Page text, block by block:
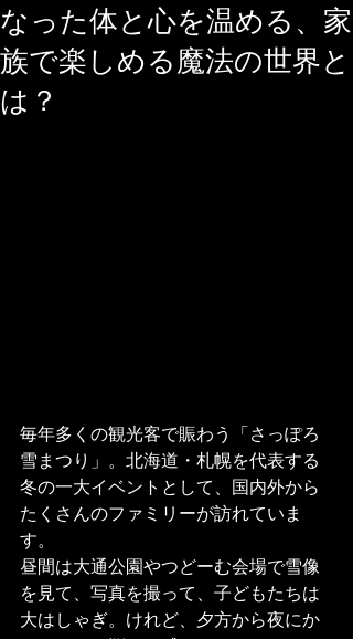
なった体と心を温める、家
族で楽しめる魔法の世界と
は？
毎年多くの観光客で賑わう「さっぽろ
雪まつり」。北海道・札幌を代表する
冬の一大イベントとして、国内外から
たくさんのファミリーが訪れていま
す。
昼間は大通公園やつどーむ会場で雪像
を見て、写真を撮って、子どもたちは
大はしゃぎ。けれど、夕方から夜にか